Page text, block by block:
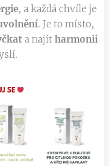
, a každá chvíle je
. Je to místo,
a najít harmonii